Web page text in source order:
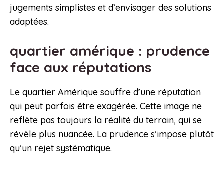
jugements simplistes et d’envisager des solutions
adaptées.
quartier amérique : prudence
face aux réputations
Le quartier Amérique souffre d’une réputation
qui peut parfois être exagérée. Cette image ne
reflète pas toujours la réalité du terrain, qui se
révèle plus nuancée. La prudence s’impose plutôt
qu’un rejet systématique.